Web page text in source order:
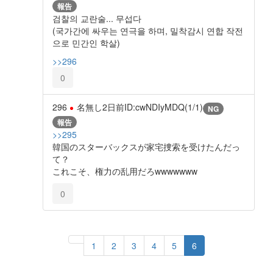
報告
검찰의 교란술... 무섭다
(국가간에 싸우는 연극을 하며, 밀착감시 연합 작전
으로 민간인 학살)
>>296
0
296 名無し2日前ID:cwNDIyMDQ(1/1) NG
報告
>>295
韓国のスターバックスが家宅捜索を受けたんだっ
て？
これこそ、権力の乱用だろwwwwwww
0
1 2 3 4 5 6